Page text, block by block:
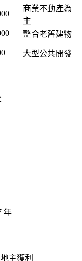
商業不動產為
主
整合老舊建物
大型公共開發
年
地主獲利